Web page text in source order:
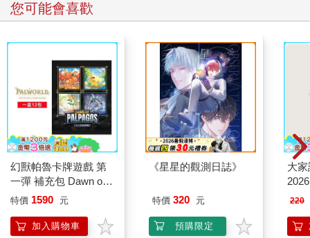
每年太陽直射南回歸線的這一天，北半球白天最短，黑夜最長，
非常重要的節日，因為古人認為這一天之後，白天漸漸變長，夜
晚漸漸變短，陽氣回升，是一個節氣循環的開始，因此應當作為
節日來慶賀。直到今天，很多地方也還有慶祝冬至的習俗，在這
一天，北方有吃餃子、宰羊、吃餛飩的習俗，而在南方則有吃冬
至米團、冬至長麵線的習俗，很多地方也在冬至這一天有祭天、
祭祖的習俗。民間甚至有｢冬至大於年｣的說法，可見對冬至的重
視。
早在三千多年以前，就測出了冬至日的準確時間，制訂出了周
曆。而且從周到秦一直到漢代，人們都以冬至作為歲首，也就是
說，那時候的新年不是春節，而是冬至。因為人們認為，冬至那
一天代表了冬天已經到頂點，之後逐漸轉暖，是大吉之日，把這
一天作為一年的開始是最合適的。直到漢武帝採用夏曆，才把冬
至和正月分開，從那時起，冬至才不再作為新年，而作為一個專
您可能會喜歡
幻獸帕魯卡牌遊戲 第
一彈 補充包 Dawn of
Palpagos（日文版一
特價 1590 元
加入購物車
《星星的觀測日誌》
特價 320 元
預購限定
大
220